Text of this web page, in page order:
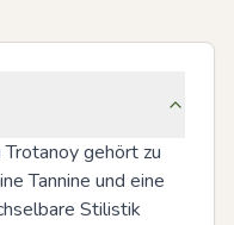
gehört zu
Tannine und eine
Stilistik